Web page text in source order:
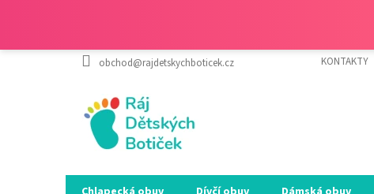
obchod@rajdetskychboticek.cz KONTAKTY